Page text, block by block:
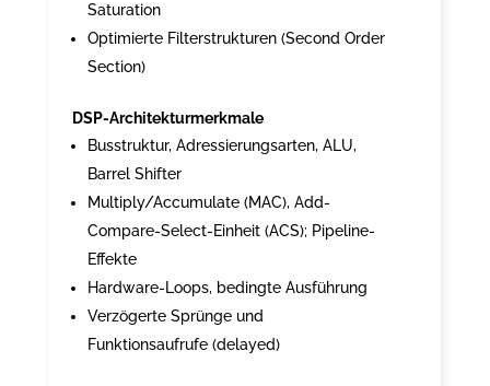
Saturation
Optimierte Filterstrukturen (Second Order
Section)
DSP-Architekturmerkmale
Busstruktur, Adressierungsarten, ALU,
Barrel Shifter
Multiply/Accumulate (MAC), Add-
Compare-Select-Einheit (ACS); Pipeline-
Effekte
Hardware-Loops, bedingte Ausführung
Verzögerte Sprünge und
Funktionsaufrufe (delayed)